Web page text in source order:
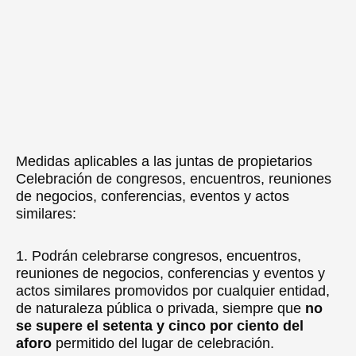
Medidas aplicables a las juntas de propietarios
Celebración de congresos, encuentros, reuniones
de negocios, conferencias, eventos y actos
similares:
1. Podrán celebrarse congresos, encuentros,
reuniones de negocios, conferencias y eventos y
actos similares promovidos por cualquier entidad,
de naturaleza pública o privada, siempre que no
se supere el setenta y cinco por ciento del
aforo permitido del lugar de celebración.